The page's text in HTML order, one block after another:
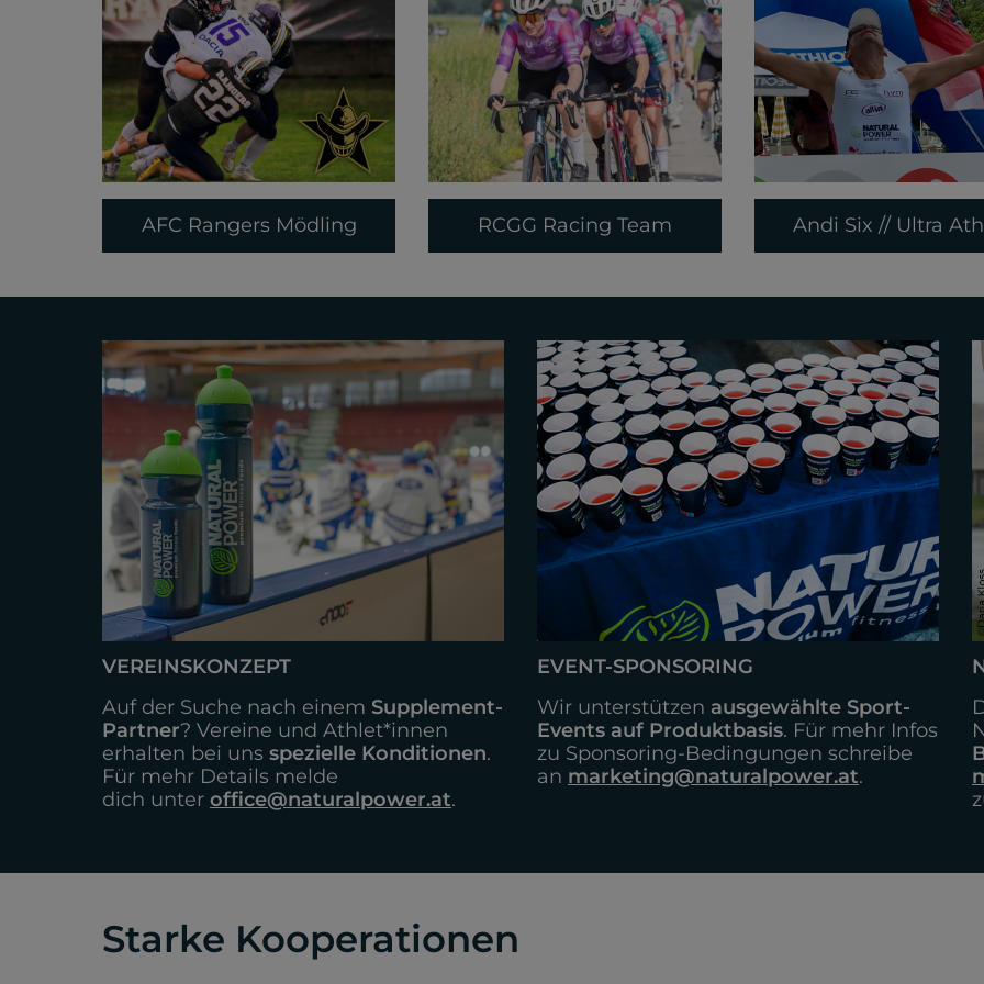
AFC Rangers Mödling RCGG Racing Team Andi Six // Ultra
VEREINSKONZEPT
Auf der Suche nach einem Supplement-
Partner? Vereine und Athlet*innen
erhalten bei uns spezielle Konditionen.
Für mehr Details melde
dich unter office@naturalpower.at.
EVENT-SPONSORING
Wir unterstützen ausgewählte Sport-
Events auf Produktbasis. Für mehr Infos
zu Sponsoring-Bedingungen schreibe
an marketing@naturalpower.at.
Starke Kooperationen